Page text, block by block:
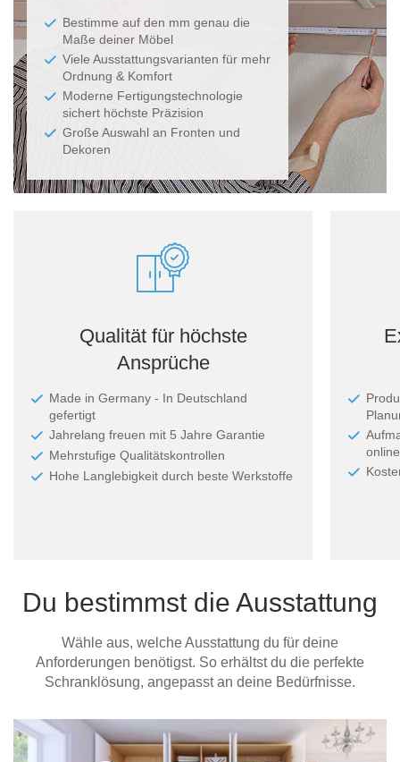
Bestimme auf den mm genau die
Maße deiner Möbel
Viele Ausstattungsvarianten für mehr
Ordnung & Komfort
Moderne Fertigungstechnologie
sichert höchste Präzision
Große Auswahl an Fronten und
Dekoren
Qualität für höchste
Ansprüche
Made in Germany - In Deutschland
gefertigt
Jahrelang freuen mit 5 Jahre Garantie
Mehrstufige Qualitätskontrollen
Hohe Langlebigkeit durch beste Werkstoffe
Du bestimmst die Ausstattung
Wähle aus, welche Ausstattung du für deine
Anforderungen benötigst. So erhältst du die perfekte
Schranklösung, angepasst an deine Bedürfnisse.